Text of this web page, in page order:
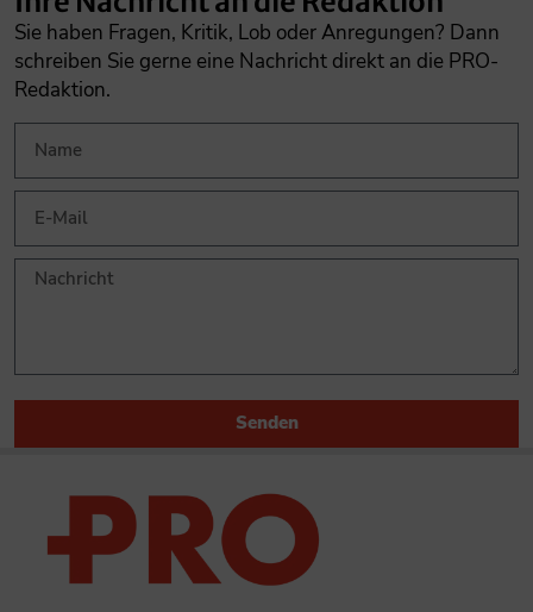
Sie haben Fragen, Kritik, Lob oder Anregungen? Dann
schreiben Sie gerne eine Nachricht direkt an die PRO-
Redaktion.
Senden